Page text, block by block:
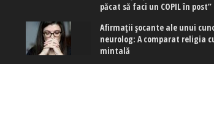
păcat să faci un COPIL în post”
Afirmaţii şocante ale unui
neurolog: A comparat religia
mintală